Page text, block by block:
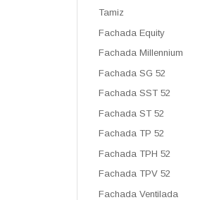
Tamiz
Fachada Equity
Fachada Millennium
Fachada SG 52
Fachada SST 52
Fachada ST 52
Fachada TP 52
Fachada TPH 52
Fachada TPV 52
Fachada Ventilada